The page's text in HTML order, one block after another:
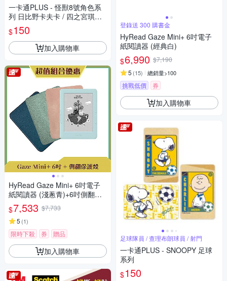
一卡通PLUS - 怪獸8號角色系
列 日比野卡夫卡 / 四之宮琪歌
露 / 市川雷諾 / 亞白米娜 / 保科
宗四郎
$150
加入購物車
HyRead Gaze Mini+ 6吋電子
紙閱讀器 (淺蔥青)+6吋側翻保
護殼
$7,533 $7,733
5 (1)
限時下殺 券 贈品
加入購物車
登錄送 300 購書金
HyRead Gaze Mini+ 6吋電子
紙閱讀器 (經典白)
$6,990 $7,190
5 (15) 總銷量>100
挑戰低價 券
加入購物車
足球隊員 / 查理布朗球員 / 射門
一卡通PLUS - SNOOPY 足球
系列
$150